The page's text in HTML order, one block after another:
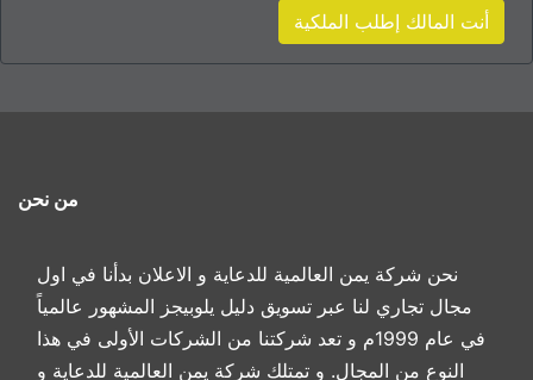
أنت المالك إطلب الملكية
من نحن
نحن شركة يمن العالمية للدعاية و الاعلان بدأنا في اول
مجال تجاري لنا عبر تسويق دليل يلوبيجز المشهور عالمياً
في عام 1999م و تعد شركتنا من الشركات الأولى في هذا
النوع من المجال. و تمتلك شركة يمن العالمية للدعاية و